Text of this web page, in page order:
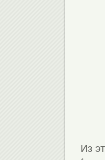
Из